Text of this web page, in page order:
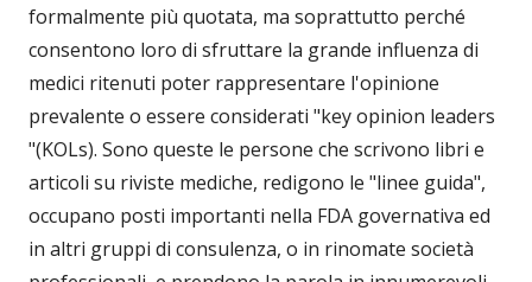
formalmente più quotata, ma soprattutto perché
consentono loro di sfruttare la grande influenza di
medici ritenuti poter rappresentare l'opinione
prevalente o essere considerati "key opinion leaders
"(KOLs). Sono queste le persone che scrivono libri e
articoli su riviste mediche, redigono le "linee guida",
occupano posti importanti nella FDA governativa ed
in altri gruppi di consulenza, o in rinomate società